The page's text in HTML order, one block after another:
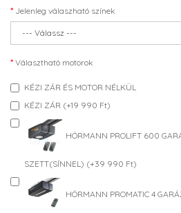
Jelenleg válaszható színek
Választható motorok
KÉZI ZÁR ÉS MOTOR NÉLKÜL
KÉZI ZÁR (+19 990 Ft)
HÖRMANN PROLIFT 600
SZETT(SÍNNEL) (+39 990 Ft)
HÖRMANN PROMATIC 4